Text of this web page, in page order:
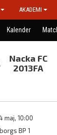
AKADEMI
Kalender
Nacka FC
2013FA
maj, 10:00
BP 1